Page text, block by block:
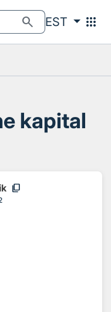
search EST apps
kapital
content_copy